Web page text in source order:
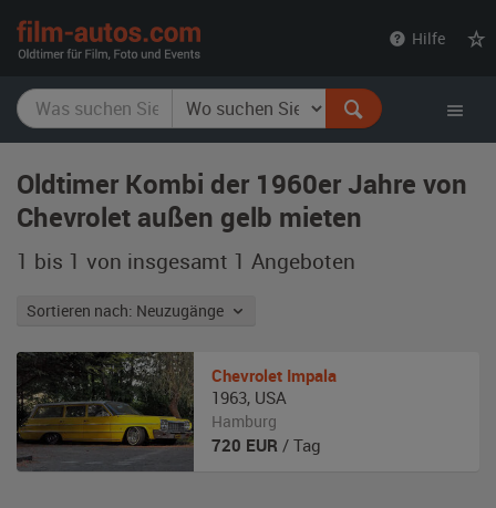
Hilfe
Oldtimer Kombi der 1960er Jahre von
Chevrolet außen gelb mieten
1 bis 1 von insgesamt 1 Angeboten
Sortieren nach: Neuzugänge
Chevrolet Impala
1963, USA
Hamburg
720 EUR / Tag